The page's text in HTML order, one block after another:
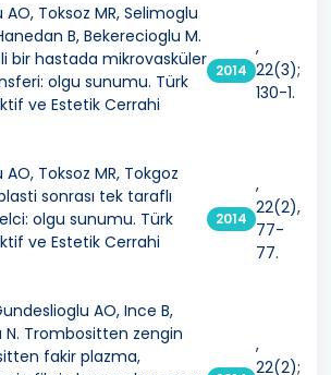
AO, Toksoz MR, Selimoglu
B, Bekerecioglu M.
bir hastada mikrovasküler
olgu sunumu. Türk
ve Estetik Cerrahi
2014
,
22(3);
130-1.
Toksoz MR, Tokgoz
sonrası tek taraflı
olgu sunumu. Türk
ve Estetik Cerrahi
2014
,
22(2),
77-
77.
AO, Ince B,
N. Trombositten zengin
fakir plazma,
,
22(2);